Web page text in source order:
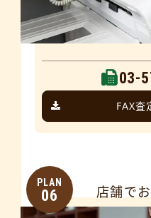
03-
FAX査
PLAN
06 店舗で